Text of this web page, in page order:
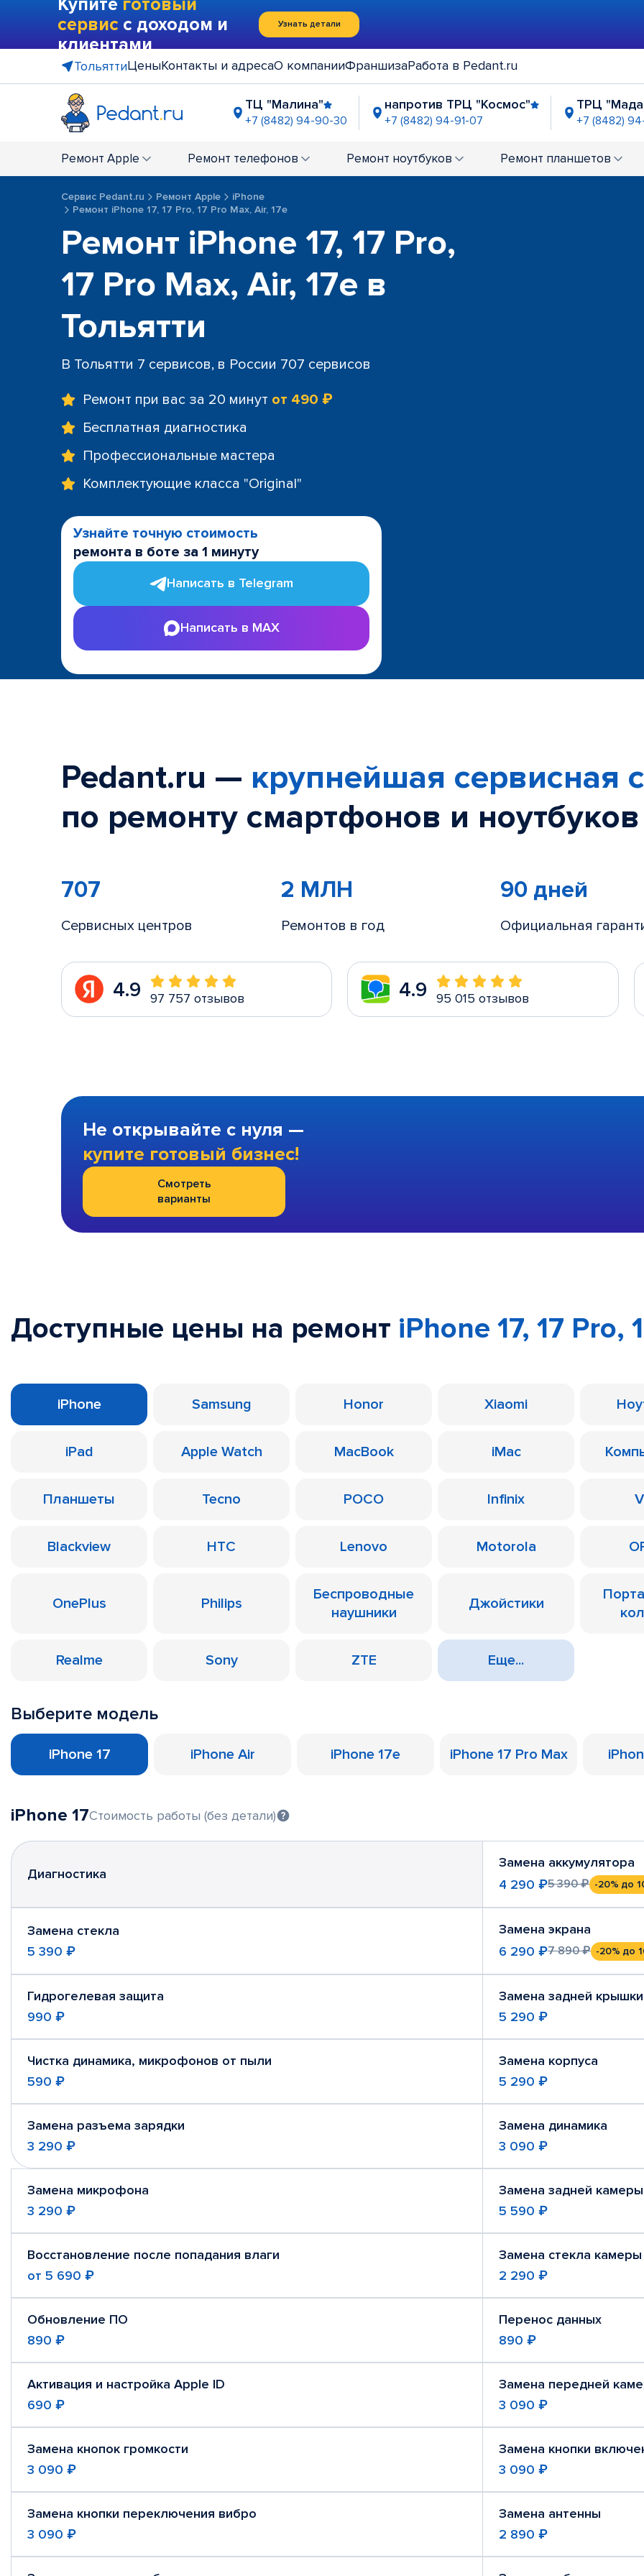
Купите готовый
сервис с доходом и
клиентами
Узнать детали
ТольяттиЦеныКонтакты и адресаО компанииФраншизаРабота в Pedant.ru
ТЦ "Малина"
+7 (8482) 94-90-30
напротив ТРЦ "Космос"
+7 (8482) 94-91-07
ТРЦ
+7 (8482)
+7 (8482) 90-45-42 +7 (8482) 90-44-61
Ремонт Apple Ремонт телефонов Ремонт ноутбуков Ремонт планшетов
Сервис Pedant.ru Ремонт Apple
iPhone
Ремонт iPhone 17, 17 Pro, 17 Pro Max, Air, 17e
Ремонт iPhone 17, 17 Pro,
17 Pro Max, Air, 17e в
Тольятти
В Тольятти 7 сервисов, в России 707 сервисов
Ремонт при вас за 20 минут от 490 ₽
Бесплатная диагностика
Профессиональные мастера
Комплектующие класса "Original"
Узнайте точную стоимость
ремонта в боте за 1 минуту
Написать в Telegram
Написать в MAX
Pedant.ru — крупнейшая сервисная
по ремонту смартфонов и
707
Сервисных центров
2 МЛН
Ремонтов в год
90 дней
Официальная
4.9 97 757 отзывов 4.9 95 015 отзывов
Не открывайте с нуля —
купите готовый бизнес!
Смотреть
варианты
Доступные цены на ремонт iPhone 17, 17 Pro,
iPhone Samsung Honor Xiaomi
iPad Apple Watch MacBook iMac
Планшеты Tecno POCO Infinix
Blackview HTC Lenovo Motorola
OnePlus Philips
Беспроводные
наушники
Джойстики
Realme Sony ZTE Еще...
Выберите модель
iPhone 17 iPhone Air iPhone 17e iPhone 17 Pro Max
iPhone 17Стоимость работы (без детали)
Диагностика
Замена аккумулятора
4 290 ₽5 390 ₽ -20% до
Замена стекла
5 390 ₽
Замена экрана
6 290 ₽7 890 ₽ -20% до
Гидрогелевая защита
990 ₽
Замена задней крышки
5 290 ₽
Чистка динамика, микрофонов от пыли
590 ₽
Замена корпуса
5 290 ₽
Замена разъема зарядки
3 290 ₽
Замена динамика
3 090 ₽
Замена микрофона
3 290 ₽
Замена задней камеры
5 590 ₽
Восстановление после попадания влаги
от 5 690 ₽
Замена стекла камеры
2 290 ₽
Обновление ПО
890 ₽
Перенос данных
890 ₽
Активация и настройка Apple ID
690 ₽
Замена передней
3 090 ₽
Замена кнопок громкости
3 090 ₽
Замена кнопки
3 090 ₽
Замена кнопки переключения вибро
3 090 ₽
Замена антенны
2 890 ₽